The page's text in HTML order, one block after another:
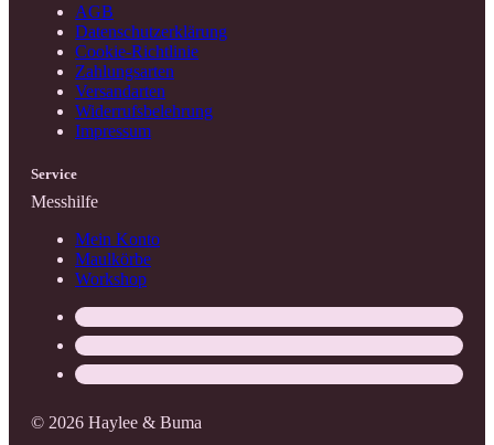
AGB
Datenschutzerklärung
Cookie-Richtlinie
Zahlungsarten
Versandarten
Widerrufsbelehrung
Impressum
Service
Messhilfe
Mein Konto
Maulkörbe
Workshop
© 2026 Haylee & Buma